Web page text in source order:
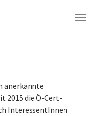
anerkannte
2015 die Ö-Cert-
InteressentInnen